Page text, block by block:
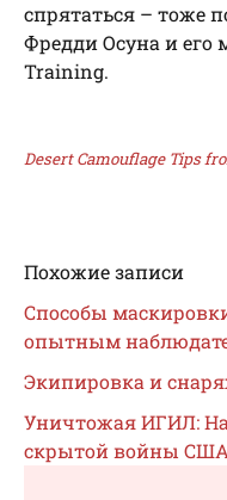
спрятаться – тоже
Фредди Осуна и его
Training.
Desert Camouflage Tips
Похожие записи
Способы
опытным
Экипировка и
Уничтожая ИГИЛ:
скрытой войны США